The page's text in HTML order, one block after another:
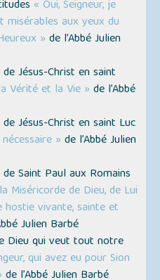
« Oui, Seigneur, je
misérables aux yeux du
» de l’Abbé Julien
Jésus-Christ en saint
Vérité et la Vie » de l’Abbé
Jésus-Christ en saint Luc
» de l’Abbé Julien
Saint Paul aux Romains
Miséricorde de Dieu, de Lui
vivante, sainte et
Julien Barbé
Dieu qui veut tout notre
qui avez eu pour Sion
de l’Abbé Julien Barbé